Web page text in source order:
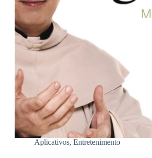
Aplicativos, Entretenimento